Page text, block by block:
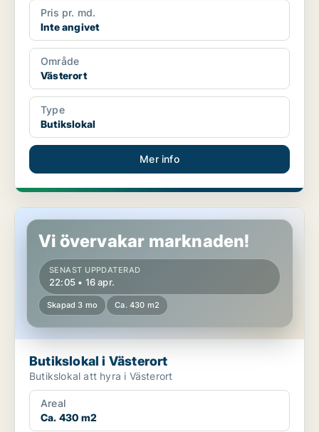
Pris pr. md.
Inte angivet
Område
Västerort
Type
Butikslokal
Mer info
Butikslokal i Västerort
Vi övervakar marknaden!
SENAST UPPDATERAD
22:05 • 16 apr.
Skapad 3 mo Ca. 430 m2
Butikslokal i Västerort
Butikslokal att hyra i Västerort
Areal
Ca. 430 m2